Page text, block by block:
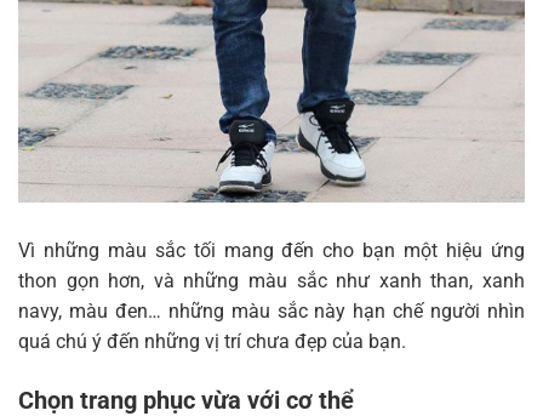
Vì những màu sắc tối mang đến cho bạn một hiệu ứng
thon gọn hơn, và những màu sắc như xanh than, xanh
navy, màu đen… những màu sắc này hạn chế người nhìn
quá chú ý đến những vị trí chưa đẹp của bạn.
Chọn trang phục vừa với cơ thể